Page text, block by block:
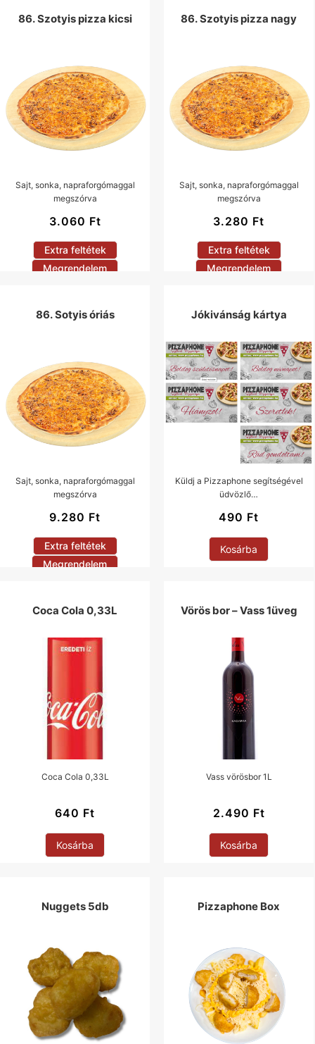
86. Szotyis pizza kicsi
Sajt, sonka, napraforgómaggal
megszórva
3.060 Ft
Extra feltétek
Megrendelem
86. Szotyis pizza nagy
Sajt, sonka, napraforgómaggal
megszórva
3.280 Ft
Extra feltétek
Megrendelem
86. Sotyis óriás
Sajt, sonka, napraforgómaggal
megszórva
9.280 Ft
Extra feltétek
Megrendelem
Jókivánság kártya
Küldj a Pizzaphone segítségével
üdvözlő…
490 Ft
Kosárba
Coca Cola 0,33L
Coca Cola 0,33L
640 Ft
Kosárba
Vörös bor – Vass 1üveg
Vass vörösbor 1L
2.490 Ft
Kosárba
Nuggets 5db Pizzaphone Box